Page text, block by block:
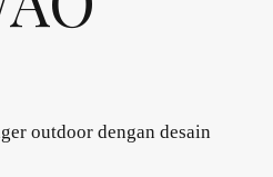
outdoor dengan desain